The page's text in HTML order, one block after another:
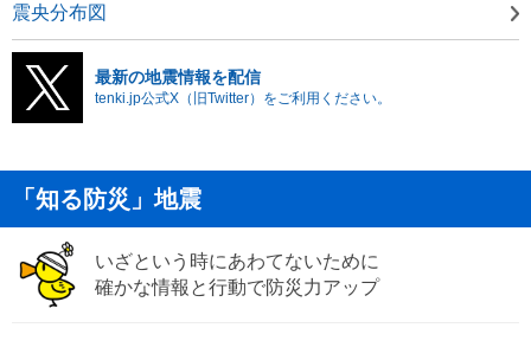
震央分布図
最新の地震情報を配信
tenki.jp公式X（旧Twitter）をご利用ください。
「知る防災」地震
いざという時にあわてないために
確かな情報と行動で防災力アップ